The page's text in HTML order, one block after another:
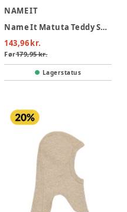
NAME IT
Name It Matuta Teddy Sæt - Pure Cashmere
143,96 kr.
Før179,95 kr.
Lagerstatus